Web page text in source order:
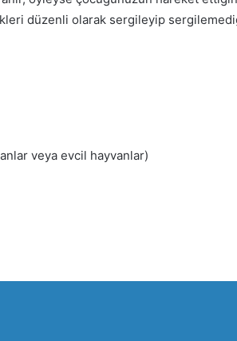
düzenli olarak sergileyip
veya evcil hayvanlar)